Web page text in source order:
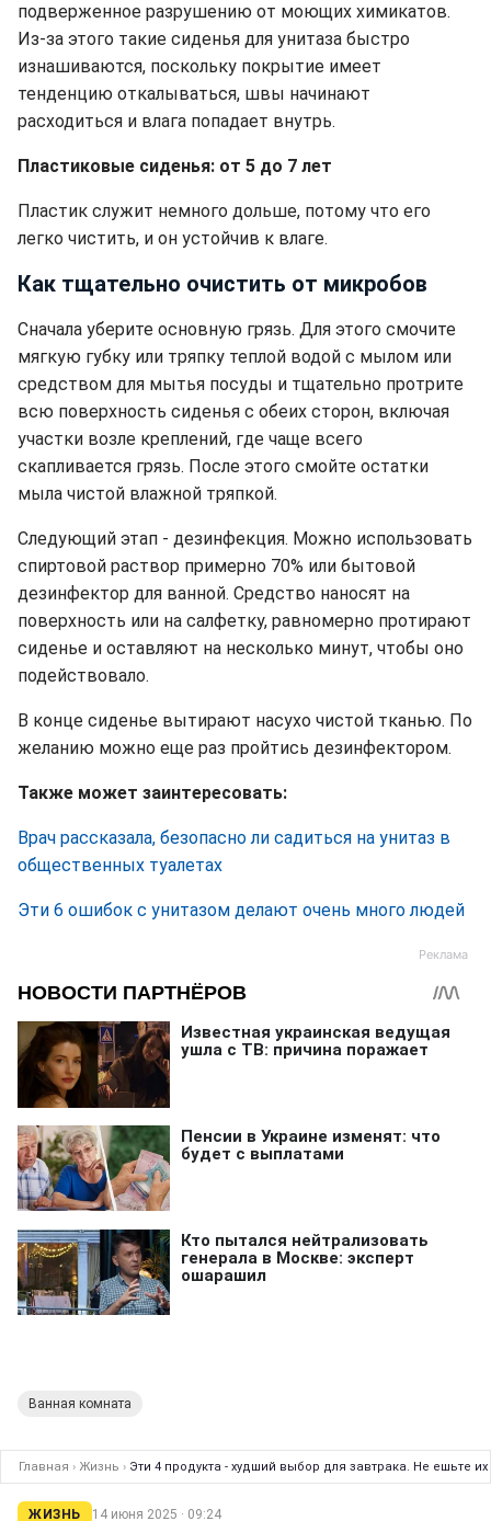
подверженное разрушению от моющих химикатов.
Из-за этого такие сиденья для унитаза быстро
изнашиваются, поскольку покрытие имеет
тенденцию откалываться, швы начинают
расходиться и влага попадает внутрь.
Пластиковые сиденья: от 5 до 7 лет
Пластик служит немного дольше, потому что его
легко чистить, и он устойчив к влаге.
Как тщательно очистить от микробов
Сначала уберите основную грязь. Для этого смочите
мягкую губку или тряпку теплой водой с мылом или
средством для мытья посуды и тщательно протрите
всю поверхность сиденья с обеих сторон, включая
участки возле креплений, где чаще всего
скапливается грязь. После этого смойте остатки
мыла чистой влажной тряпкой.
Следующий этап - дезинфекция. Можно использовать
спиртовой раствор примерно 70% или бытовой
дезинфектор для ванной. Средство наносят на
поверхность или на салфетку, равномерно протирают
сиденье и оставляют на несколько минут, чтобы оно
подействовало.
В конце сиденье вытирают насухо чистой тканью. По
желанию можно еще раз пройтись дезинфектором.
Также может заинтересовать:
Врач рассказала, безопасно ли садиться на унитаз в
общественных туалетах
Эти 6 ошибок с унитазом делают очень много людей
Ванная комната
Главная › Жизнь › Эти 4 продукта - худший выбор для завтрака. Не ешьте
ЖИЗНЬ 14 июня 2025 · 09:24